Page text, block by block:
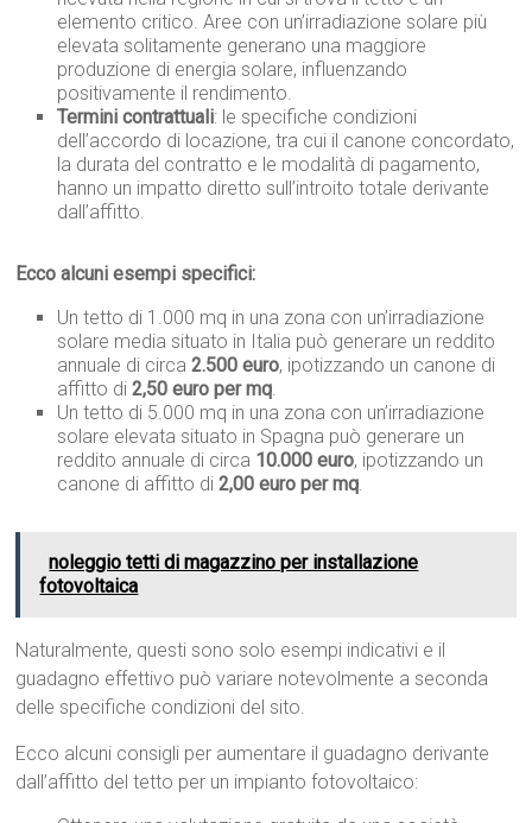
elemento critico. Aree con un’irradiazione solare più
elevata solitamente generano una maggiore
produzione di energia solare, influenzando
positivamente il rendimento.
Termini contrattuali: le specifiche condizioni
dell’accordo di locazione, tra cui il canone concordato,
la durata del contratto e le modalità di pagamento,
hanno un impatto diretto sull’introito totale derivante
dall’affitto.
Ecco alcuni esempi specifici:
Un tetto di 1.000 mq in una zona con un’irradiazione
solare media situato in Italia può generare un reddito
annuale di circa2.500 euro, ipotizzando un canone di
affitto di2,50 euro per mq.
Un tetto di 5.000 mq in una zona con un’irradiazione
solare elevata situato in Spagna può generare un
reddito annuale di circa 10.000 euro, ipotizzando un
canone di affitto di2,00 euro per mq.
noleggio tetti di magazzino per installazione
fotovoltaica
Naturalmente, questi sono solo esempi indicativi e il
guadagno effettivo può variare notevolmente a seconda
delle specifiche condizioni del sito.
Ecco alcuni consigli per aumentare il guadagno derivante
dall’affitto del tetto per un impianto fotovoltaico: